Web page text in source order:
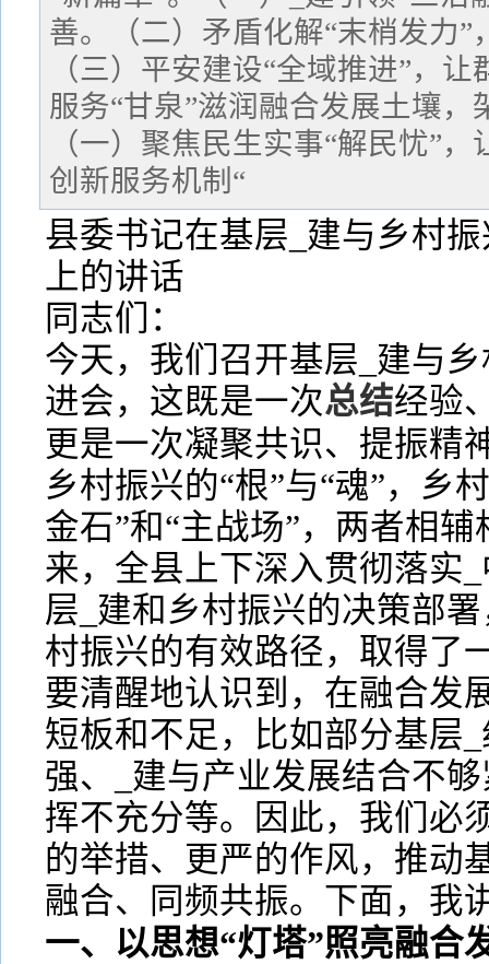
善。（二）矛盾化解“末梢发力
（三）平安建设“全域推进”，
服务“甘泉”滋润融合发展土壤，
（一）聚焦民生实事“解民忧”
创新服务机制“
县委书记在基层_建与乡村
上的讲话
同志们：
今天，我们召开基层_建与
进会，这既是一次总结经验
更是一次凝聚共识、提振精
乡村振兴的“根”与“魂”，乡
金石”和“主战场”，两者相
来，全县上下深入贯彻落实
层_建和乡村振兴的决策部
村振兴的有效路径，取得了
要清醒地认识到，在融合发
短板和不足，比如部分基层
强、_建与产业发展结合不
挥不充分等。因此，我们必
的举措、更严的作风，推动
融合、同频共振。下面，我
一、以思想“灯塔”照亮融合